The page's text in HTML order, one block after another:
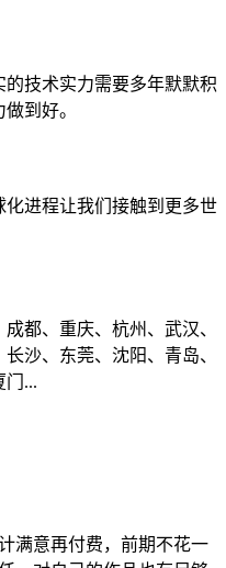
技术实力需要多年默默积
到好。
进程让我们接触到更多世
都、重庆、杭州、武汉、
沙、东莞、沈阳、青岛、
门...
满意再付费，前期不花一